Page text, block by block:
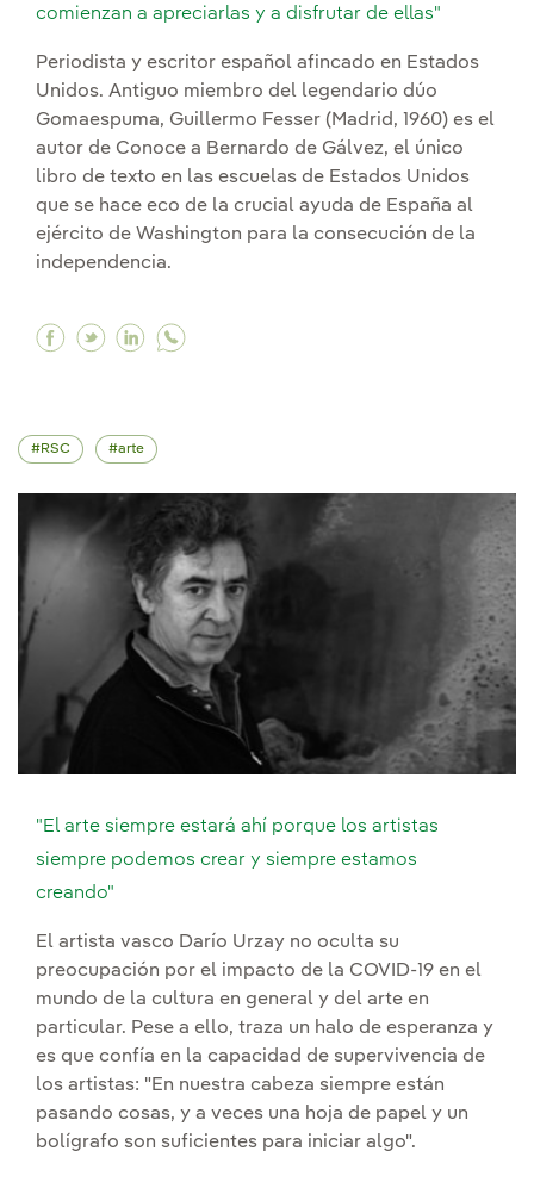
comienzan a apreciarlas y a disfrutar de ellas"
Periodista y escritor español afincado en Estados
Unidos. Antiguo miembro del legendario dúo
Gomaespuma, Guillermo Fesser (Madrid, 1960) es el
autor de Conoce a Bernardo de Gálvez, el único
libro de texto en las escuelas de Estados Unidos
que se hace eco de la crucial ayuda de España al
ejército de Washington para la consecución de la
independencia.
Facebook "Los niños aprenden que tienen
Twitter "Los niños aprenden que tienen
Linkedin "Los niños aprenden que
RSC arte
"El arte siempre estará ahí porque los artistas
siempre podemos crear y siempre estamos
creando"
El artista vasco Darío Urzay no oculta su
preocupación por el impacto de la COVID-19 en el
mundo de la cultura en general y del arte en
particular. Pese a ello, traza un halo de esperanza y
es que confía en la capacidad de supervivencia de
los artistas: "En nuestra cabeza siempre están
pasando cosas, y a veces una hoja de papel y un
bolígrafo son suficientes para iniciar algo".